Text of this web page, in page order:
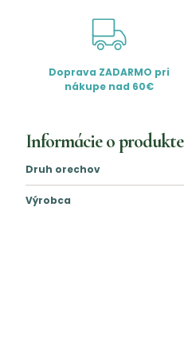
Doprava ZADARMO pri
nákupe nad 60€
Informácie o produkte
Druh orechov
Výrobca